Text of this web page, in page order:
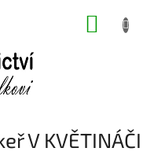
V KVĚTINÁČI